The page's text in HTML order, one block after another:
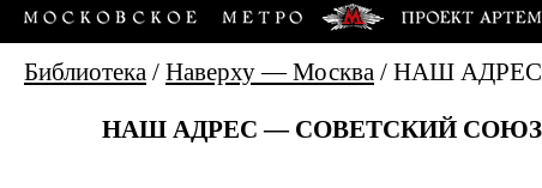
Библиотека / Наверху — Москва / НАШ
НАШ АДРЕС — СОВЕТСКИЙ СОЮЗ